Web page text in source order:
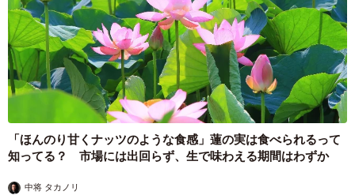
「ほんのり甘くナッツのような食感」蓮の実は食べられるって
知ってる？ 市場には出回らず、生で味わえる期間はわずか
中将 タカノリ